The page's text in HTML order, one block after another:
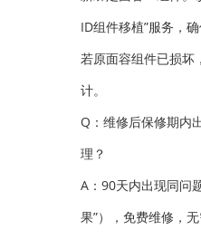
ID组件移植”服务，
若原面容组件已损坏
计。
Q：维修后保修期内
理？
A：90天内出现同问
果”），免费维修，